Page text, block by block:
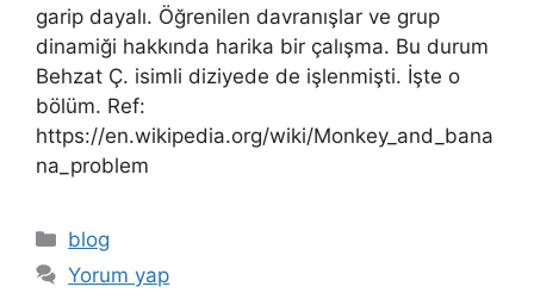
garip dayalı. Öğrenilen davranışlar ve grup
dinamiği hakkında harika bir çalışma. Bu durum
Behzat Ç. isimli diziyede de işlenmişti. İşte o
bölüm. Ref:
https://en.wikipedia.org/wiki/Monkey_and_bana
na_problem
Kategoriler
blog
Yorum yap